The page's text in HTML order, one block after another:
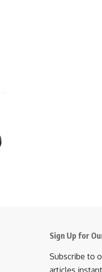
Sign Up for
Subscribe to
articles